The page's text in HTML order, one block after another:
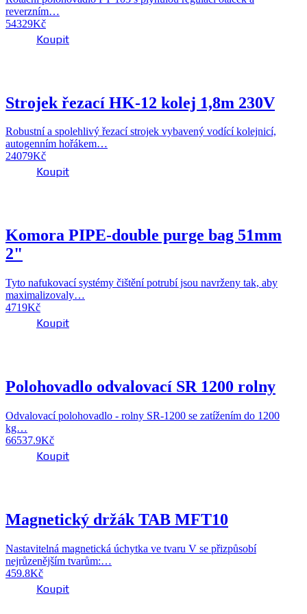
Name*
Email*
Uložit do prohlížeče jméno, e-mail a webovou stránku pro
budoucí komentáře.
reverzním…
54329Kč
Koupit
Strojek řezací HK-12 kolej 1,8m 230V
Robustní a spolehlivý řezací strojek vybavený vodící kolejnicí,
autogenním hořákem…
24079Kč
Koupit
Komora PIPE-double purge bag 51mm
2"
Tyto nafukovací systémy čištění potrubí jsou navrženy tak, aby
maximalizovaly…
4719Kč
Koupit
Polohovadlo odvalovací SR 1200 rolny
Odvalovací polohovadlo - rolny SR-1200 se zatížením do 1200
kg…
66537.9Kč
Koupit
Magnetický držák TAB MFT10
Nastavitelná magnetická úchytka ve tvaru V se přizpůsobí
nejrůzenějším tvarům:…
459.8Kč
Koupit